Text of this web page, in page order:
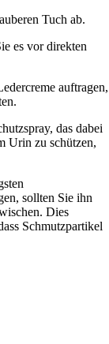
Tuch ab.
es vor direkten
auftragen,
das dabei
Urin zu schützen,
sollten Sie ihn
Dies
Schmutzpartikel